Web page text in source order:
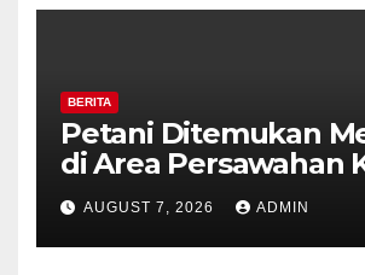
BERITA
Petani Ditemukan
di Area Persawahan
Polisi Pastikan Tidak
Tanda Kekerasan
AUGUST 7, 2026 ADMIN